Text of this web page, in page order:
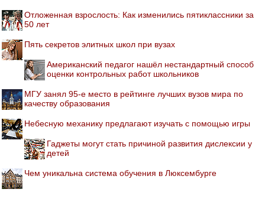
Отложенная взрослость: Как изменились пятиклассники за
50 лет
Пять секретов элитных школ при вузах
Американский педагог нашёл нестандартный способ
оценки контрольных работ школьников
МГУ занял 95-е место в рейтинге лучших вузов мира по
качеству образования
Небесную механику предлагают изучать с помощью игры
Гаджеты могут стать причиной развития дислексии у
детей
Чем уникальна система обучения в Люксембурге